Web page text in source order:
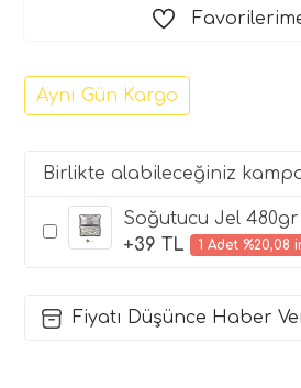
Aynı Gün Kargo
Birlikte alabileceğiniz
Soğutucu Jel 480gr
+39 TL
1 Adet %20,08
Fiyatı Düşünce Haber